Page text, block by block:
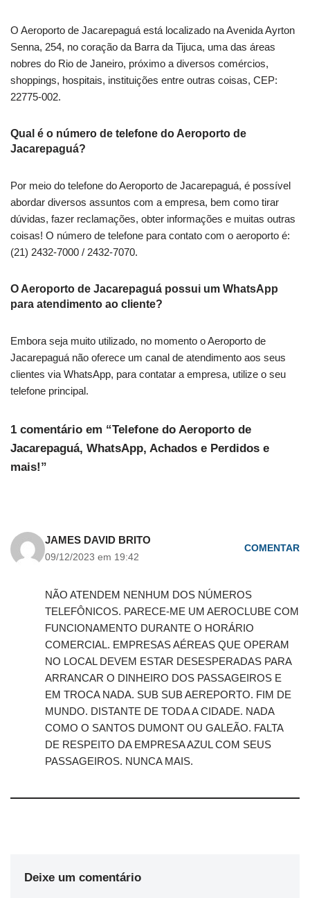
O Aeroporto de Jacarepaguá está localizado na Avenida Ayrton
Senna, 254, no coração da Barra da Tijuca, uma das áreas
nobres do Rio de Janeiro, próximo a diversos comércios,
shoppings, hospitais, instituições entre outras coisas, CEP:
22775-002.
Qual é o número de telefone do Aeroporto de
Jacarepaguá?
Por meio do telefone do Aeroporto de Jacarepaguá, é possível
abordar diversos assuntos com a empresa, bem como tirar
dúvidas, fazer reclamações, obter informações e muitas outras
coisas! O número de telefone para contato com o aeroporto é:
(21) 2432-7000 / 2432-7070.
O Aeroporto de Jacarepaguá possui um WhatsApp
para atendimento ao cliente?
Embora seja muito utilizado, no momento o Aeroporto de
Jacarepaguá não oferece um canal de atendimento aos seus
clientes via WhatsApp, para contatar a empresa, utilize o seu
telefone principal.
1 comentário em “Telefone do Aeroporto de
Jacarepaguá, WhatsApp, Achados e Perdidos e
mais!”
JAMES DAVID BRITO
09/12/2023 em 19:42
COMENTAR
NÃO ATENDEM NENHUM DOS NÚMEROS
TELEFÔNICOS. PARECE-ME UM AEROCLUBE COM
FUNCIONAMENTO DURANTE O HORÁRIO
COMERCIAL. EMPRESAS AÉREAS QUE OPERAM
NO LOCAL DEVEM ESTAR DESESPERADAS PARA
ARRANCAR O DINHEIRO DOS PASSAGEIROS E
EM TROCA NADA. SUB SUB AEREPORTO. FIM DE
MUNDO. DISTANTE DE TODA A CIDADE. NADA
COMO O SANTOS DUMONT OU GALEÃO. FALTA
DE RESPEITO DA EMPRESA AZUL COM SEUS
PASSAGEIROS. NUNCA MAIS.
Deixe um comentário